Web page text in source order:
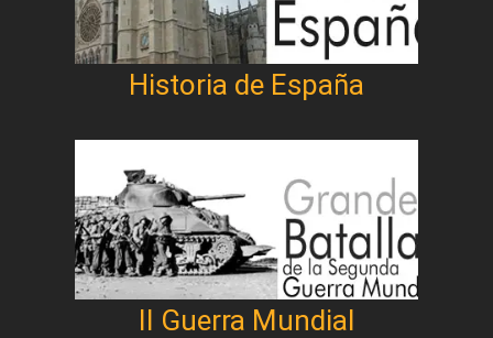
Historia de España
II Guerra Mundial